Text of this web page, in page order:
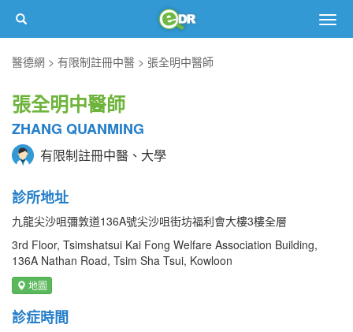
醫德網
有限制註冊中醫 張全明中醫師
張全明中醫師
ZHANG QUANMING
有限制註冊中醫、大學
診所地址
九龍尖沙咀彌敦道136A號尖沙咀街坊福利會大樓3樓全層
3rd Floor, Tsimshatsui Kai Fong Welfare Association Building,
136A Nathan Road, Tsim Sha Tsui, Kowloon
地圖
診症時間